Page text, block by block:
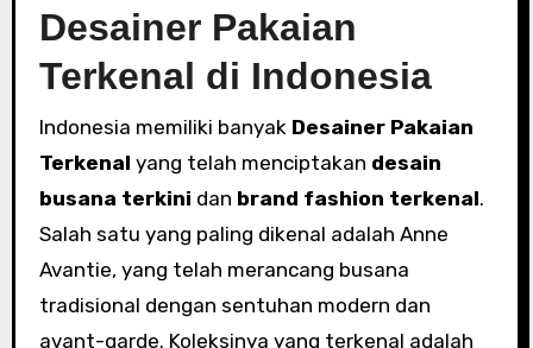
Desainer Pakaian
Terkenal di Indonesia
Indonesia memiliki banyak Desainer Pakaian
Terkenal yang telah menciptakan desain
busana terkini dan brand fashion terkenal.
Salah satu yang paling dikenal adalah Anne
Avantie, yang telah merancang busana
tradisional dengan sentuhan modern dan
avant-garde. Koleksinya yang terkenal adalah